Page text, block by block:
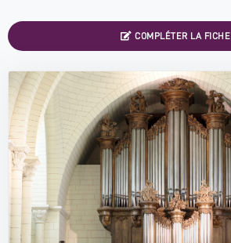
COMPLÉTER LA FICHE